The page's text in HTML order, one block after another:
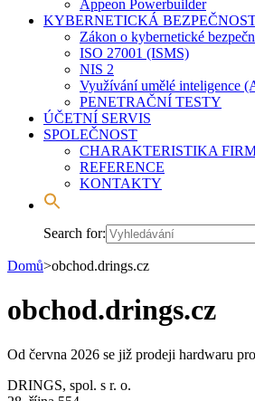
Appeon Powerbuilder
KYBERNETICKÁ
Zákon o kybernetické
ISO 27001 (ISMS)
NIS 2
Využívání umělé inteligence
PENETRAČNÍ TESTY
ÚČETNÍ SERVIS
SPOLEČNOST
CHARAKTERISTIKA
REFERENCE
KONTAKTY
Search for:
Domů>obchod.drings.cz
obchod.drings.cz
Od června 2026 se již prodeji hardwaru
DRINGS, spol. s r. o.